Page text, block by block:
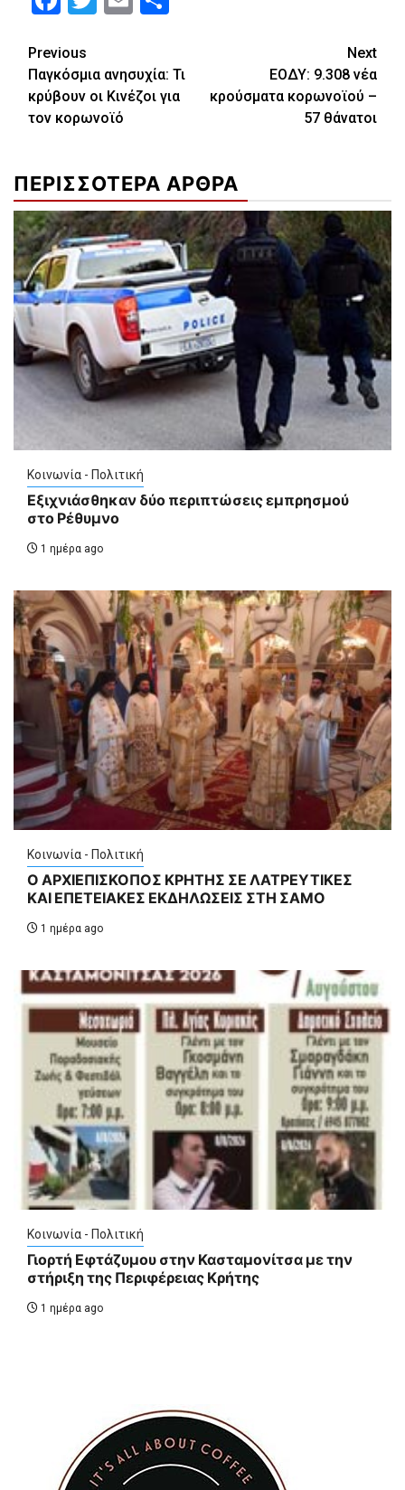
Continue
Reading
Previous
Παγκόσμια ανησυχία: Τι
κρύβουν οι Κινέζοι για
τον κορωνοϊό
Next
ΕΟΔΥ: 9.308 νέα
κρούσματα κορωνοϊού –
57 θάνατοι
ΠΕΡΙΣΣΟΤΕΡΑ ΑΡΘΡΑ
Κοινωνία - Πολιτική
Εξιχνιάσθηκαν δύο περιπτώσεις εμπρησμού
στο Ρέθυμνο
1 ημέρα ago
Κοινωνία - Πολιτική
Ο ΑΡΧΙΕΠΙΣΚΟΠΟΣ ΚΡΗΤΗΣ ΣΕ ΛΑΤΡΕΥΤΙΚΕΣ
ΚΑΙ ΕΠΕΤΕΙΑΚΕΣ ΕΚΔΗΛΩΣΕΙΣ ΣΤΗ ΣΑΜΟ
1 ημέρα ago
Κοινωνία - Πολιτική
Γιορτή Εφτάζυμου στην Κασταμονίτσα με την
στήριξη της Περιφέρειας Κρήτης
1 ημέρα ago